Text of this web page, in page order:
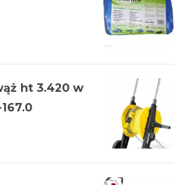
ht 3.420 w